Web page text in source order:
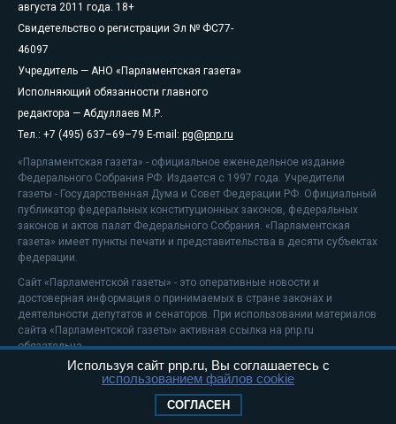
августа 2011 года. 18+
Свидетельство о регистрации Эл № ФС77-
46097
Учредитель — АНО «Парламентская газета»
Исполняющий обязанности главного
редактора — Абдуллаев М.Р.
Тел.: +7 (495) 637–69–79 E-mail: pg@pnp.ru
«Парламентская газета» - официальное еженедельное издание
Федерального Собрания РФ. Издается с 1997 года. Учредители
газеты - Государственная Дума и Совет Федерации РФ. Официальный
публикатор федеральных конституционных законов, федеральных
законов и актов палат Федерального Собрания. «Парламентская
газета» имеет пункты печати и представительства в десяти субъектах
федерации.
Сайт «Парламентской газеты» - это оперативные новости и
достоверная информация о принимаемых в стране законах и
деятельности депутатов и сенаторов. При использовании материалов
сайта «Парламентской газеты» активная ссылка на pnp.ru
обязательна.
На информационном ресурсе применяютсярекомендательные
Положение о защите персональных данных
Используя сайт pnp.ru, Вы соглашаетесь с
использованием файлов cookie
СОГЛАСЕН